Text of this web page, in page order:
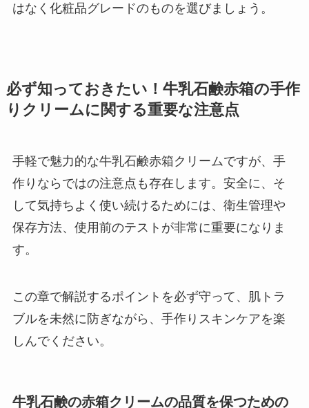
はなく化粧品グレードのものを選びましょう。
必ず知っておきたい！牛乳石鹸赤箱の手作
りクリームに関する重要な注意点
手軽で魅力的な牛乳石鹸赤箱クリームですが、手
作りならではの注意点も存在します。安全に、そ
して気持ちよく使い続けるためには、衛生管理や
保存方法、使用前のテストが非常に重要になりま
す。
この章で解説するポイントを必ず守って、肌トラ
ブルを未然に防ぎながら、手作りスキンケアを楽
しんでください。
牛乳石鹸の赤箱クリームの品質を保つための